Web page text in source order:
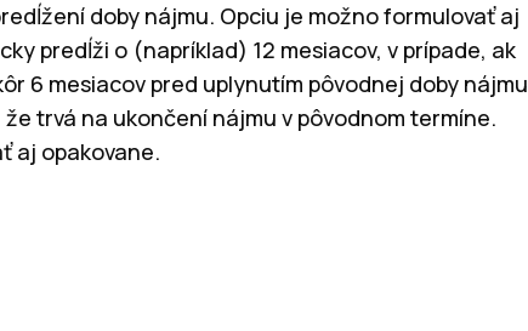
doby nájmu. Opciu je možno formulovať aj
predĺži o (napríklad) 12 mesiacov, v prípade, ak
6 mesiacov pred uplynutím pôvodnej doby nájmu
trvá na ukončení nájmu v pôvodnom termíne.
aj opakovane.